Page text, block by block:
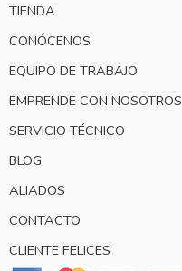
TIENDA
CONÓCENOS
EQUIPO DE TRABAJO
EMPRENDE CON NOSOTROS
SERVICIO TÉCNICO
BLOG
ALIADOS
CONTACTO
CLIENTE FELICES